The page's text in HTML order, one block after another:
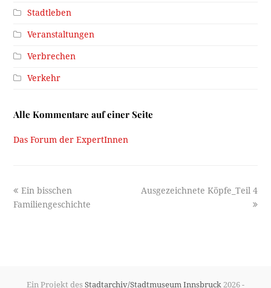
Stadtleben
Veranstaltungen
Verbrechen
Verkehr
Alle Kommentare auf einer Seite
Das Forum der ExpertInnen
previous
post:
Ein bisschen
Familiengeschichte
next
Ausgezeichnete Köpfe_Teil 4
Ein Projekt des Stadtarchiv/Stadtmuseum Innsbruck 2026 -